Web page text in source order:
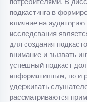
подкастинга в
влияние на
исследования
для создания
внимание и вызвать
успешный подкаст
информативным, но и
удерживать
рассматриваются